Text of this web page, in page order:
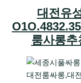
대전유
룸사롱추
대전룸싸롱,대